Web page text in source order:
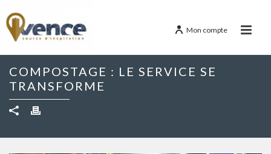
Mon compte
COMPOSTAGE : LE SERVICE SE
TRANSFORME